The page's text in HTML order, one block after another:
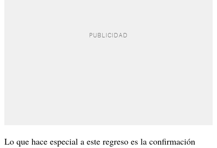
Lo que hace especial a este regreso es la confirmación